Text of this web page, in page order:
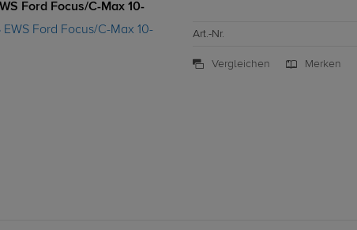
Ford Focus/C-Max 10-
Art.-Nr.
Vergleichen Merken